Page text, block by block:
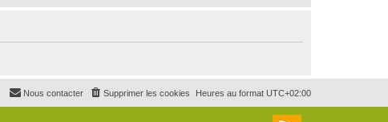
Heures au format UTC+02:00
Supprimer les cookies
Nous contacter